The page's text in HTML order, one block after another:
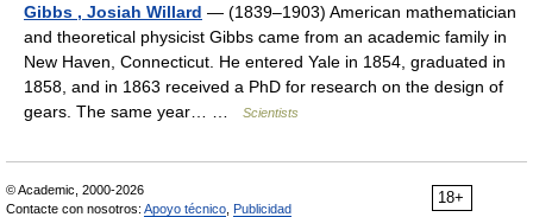
Gibbs , Josiah Willard — (1839–1903) American mathematician
and theoretical physicist Gibbs came from an academic family in
New Haven, Connecticut. He entered Yale in 1854, graduated in
1858, and in 1863 received a PhD for research on the design of
gears. The same year… …
Scientists
18+
© Academic, 2000-2026
Contacte con nosotros: Apoyo técnico Publicidad